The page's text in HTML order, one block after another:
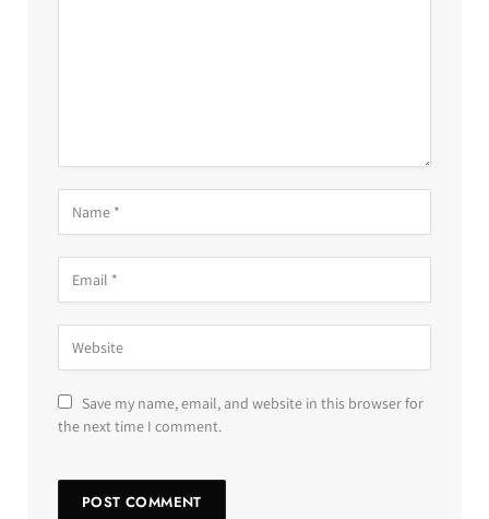
Save my name, email, and website in this browser for
the next time I comment.